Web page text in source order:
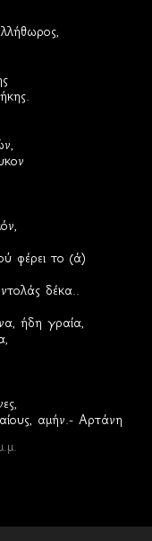
φέρει το (ά)
δέκα..
ήδη γραία,
αμήν.- Αρτάνη